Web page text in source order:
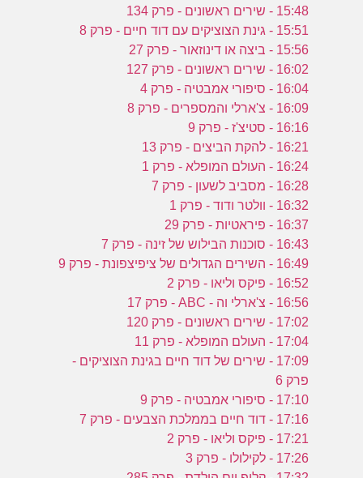
15:48 - שירים ראשונים - פרק 134
15:51 - גינת הצוציקים עם דוד חיים - פרק 8
15:56 - ביצה או דינוזאור - פרק 27
16:02 - שירים ראשונים - פרק 127
16:04 - סיפורי אמבטיה - פרק 4
16:09 - צ'ארלי והמספרים - פרק 8
16:16 - סטיצ'ז - פרק 9
16:21 - להקת הביצים - פרק 13
16:24 - העולם המופלא - פרק 1
16:28 - מסביב לשעון - פרק 7
16:32 - וולטר ודוד - פרק 1
16:37 - פיראטיות - פרק 29
16:43 - סוכנות הבילוש של זינה - פרק 7
16:49 - השירים הגדולים של ציפיצפונת - פרק 9
16:52 - פיקס וליאו - פרק 2
16:56 - צ'ארלי וה - ABC - פרק 17
17:02 - שירים ראשונים - פרק 120
17:04 - העולם המופלא - פרק 11
17:09 - שירים של דוד חיים בגינת הצוציקים -
פרק 6
17:10 - סיפורי אמבטיה - פרק 9
17:16 - דוד חיים בממלכת הצבעים - פרק 7
17:21 - פיקס וליאו - פרק 2
17:26 - לקילולו - פרק 3